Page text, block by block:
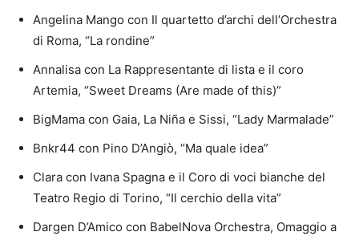
Angelina Mango con Il quartetto d’archi dell’Orchestra
di Roma, “La rondine”
Annalisa con La Rappresentante di lista e il coro
Artemia, “Sweet Dreams (Are made of this)”
BigMama con Gaia, La Niña e Sissi, “Lady Marmalade”
Bnkr44 con Pino D’Angiò, “Ma quale idea”
Clara con Ivana Spagna e il Coro di voci bianche del
Teatro Regio di Torino, “Il cerchio della vita”
Dargen D’Amico con BabelNova Orchestra, Omaggio a